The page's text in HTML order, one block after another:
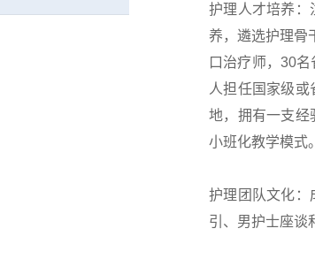
护理人才培养：
养，遴选护理骨
口治疗师，30
人担任国家级
地，拥有一支经
小班化教学模式。
护理团队文化：
引、男护士座谈